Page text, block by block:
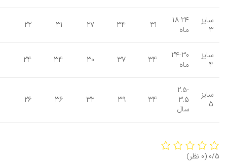
سایز
3
18-24
ماه
31
34
27
31
22
سایز
4
24-30
ماه
34
37
30
34
24
سایز
5
2.5-
3.5
سال
34
39
32
36
26
0/5 (0 نظر)